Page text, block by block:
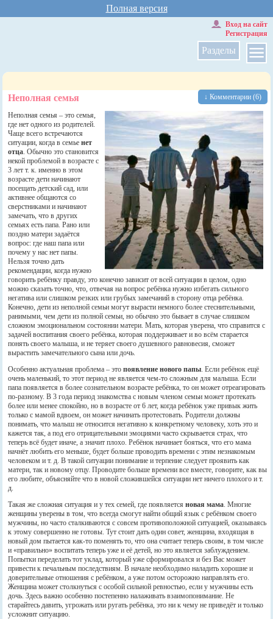
Полная версия
Разделы
Вход на сайт
Регистрация
↓ Комментарии (6)
Неполная семья
Неполная семья – это семья,
где нет одного из родителей.
Чаще всего встречаются
ситуации, когда в семьенет
отца. Обычно это становится
некой проблемой в возрасте с
3 лет т. к. именно в этом
возрасте дети начинают
посещать детский сад, или
активнее общаются со
сверстниками и начинают
замечать, что в других
семьях есть папа. Рано или
поздно матери задаётся
вопрос: где наш папа или
почему у нас нет папы.
Нельзя точно дать
рекомендации, когда нужно
говорить ребёнку правду, это конечно зависит от всей ситуации в целом, одно
можно сказать точно, что, отвечая на вопрос ребёнка нужно избегать сильного
негатива или слишком резких или грубых замечаний в сторону отца ребёнка.
Конечно, дети из неполной семьи могут вырасти немного более стеснительными,
ранимыми, чем дети из полной семьи, но обычно это бывает в случае слишком
сложном эмоциональном состоянии матери. Мать, которая уверена, что справится с
задачей воспитания своего ребёнка, которая поддерживает и во всём старается
понять своего малыша, и не теряет своего душевного равновесия, сможет
вырастить замечательного сына или дочь.
Особенно актуальная проблема – этопоявление нового папы. Если ребёнок ещё
очень маленький, то этот период не является чем-то сложным для малыша. Если
папа появляется в более сознательном возрасте ребёнка, то он может отреагировать
по-разному. В 3 года период знакомства с новым членом семьи может протекать
более или менее спокойно, но в возрасте от 6 лет, когда ребёнок уже привык жить
только с мамой вдвоем, он может начинать протестовать. Родители должны
понимать, что малыш не относится негативно к конкретному человеку, хоть это и
кажется так, а под его отрицательными эмоциями часто скрывается страх, что
теперь всё будет иначе, а значит плохо. Ребёнок начинает бояться, что его мама
начнёт любить его меньше, будет больше проводить времени с этим незнакомым
человеком и т. д. В такой ситуации понимание и терпение следует проявить как
матери, так и новому отцу. Проводите больше времени все вместе, говорите, как вы
его любите, объясняйте что в новой сложившейся ситуации нет ничего плохого и т.
д.
Такая же сложная ситуация и у тех семей, где появляетсяновая мама. Многие
женщины уверены в том, что всегда смогут найти общий язык с ребёнком своего
мужчины, но часто сталкиваются с совсем противоположной ситуацией, оказываясь
к этому совершенно не готовы. Тут стоит дать один совет, женщина, входящая в
новый дом пытается как-то поменять то, что она считает теперь своим, в том числе
и «правильно» воспитать теперь уже и её детей, но это является заблуждением.
Попытки переделать тот уклад, который уже сформировался и без Вас может
привести к печальным последствиям. В начале необходимо наладить хорошие и
доверительные отношения с ребёнком, а уже потом осторожно направлять его.
Женщина может столкнуться с особой сильной ревностью, если у мужчины есть
дочь. Здесь важно особенно постепенно налаживать взаимопонимание. Не
старайтесь давить, угрожать или ругать ребёнка, это ни к чему не приведёт и только
усложнит ситуацию.